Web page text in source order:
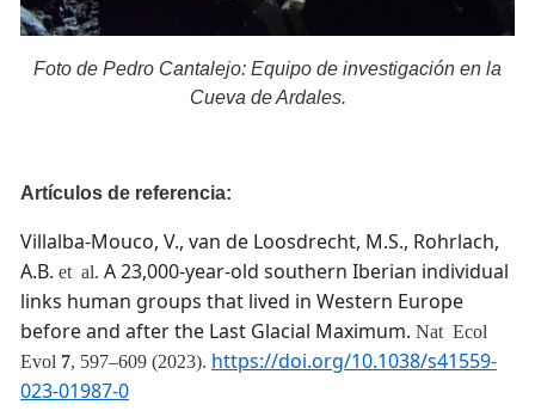
Foto de Pedro Cantalejo: Equipo de investigación en la
Cueva de Ardales.
Artículos de referencia:
Villalba-Mouco, V., van de Loosdrecht, M.S., Rohrlach,
A.B. et al. A 23,000-year-old southern Iberian individual
links human groups that lived in Western Europe
before and after the Last Glacial Maximum. Nat Ecol
Evol 7, 597–609 (2023). https://doi.org/10.1038/s41559-
023-01987-0